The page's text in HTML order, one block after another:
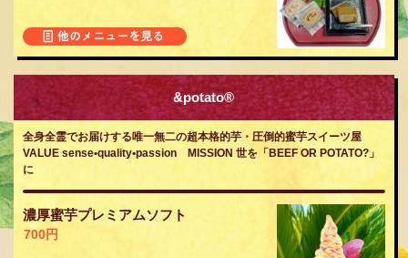
&potato®︎
全身全霊でお届けする唯一無二の超本格的芋・圧倒的蜜芋スイーツ屋
VALUE sense•quality•passion MISSION 世を「BEEF OR POTATO?」
に
濃厚蜜芋プレミアムソフト
700円